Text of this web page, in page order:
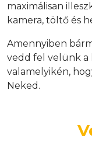
maximálisan
kamera, töltő és
Amennyiben
vedd fel velünk a
valamelyikén,
Neked.